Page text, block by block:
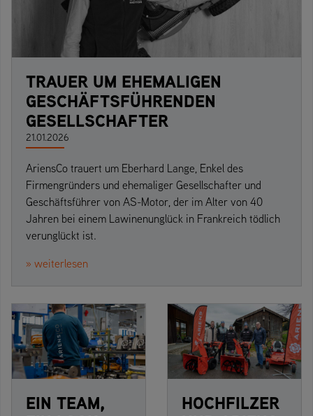
TRAUER UM EHEMALIGEN
GESCHÄFTSFÜHRENDEN
GESELLSCHAFTER
21.01.2026
AriensCo trauert um Eberhard Lange, Enkel des
Firmengründers und ehemaliger Gesellschafter und
Geschäftsführer von AS-Motor, der im Alter von 40
Jahren bei einem Lawinenunglück in Frankreich tödlich
verunglückt ist.
» weiterlesen
EIN TEAM,
HOCHFILZER